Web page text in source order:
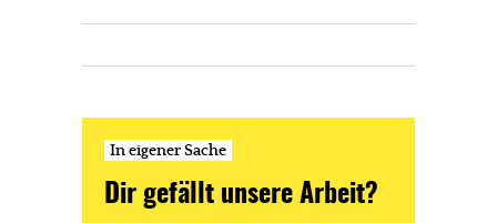
In eigener Sache
Dir gefällt unsere Arbeit?